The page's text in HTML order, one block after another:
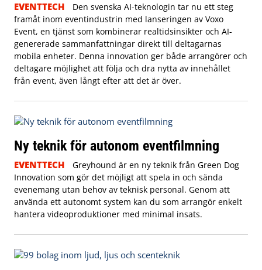
EVENTTECH
Den svenska AI-teknologin tar nu ett steg
framåt inom eventindustrin med lanseringen av Voxo
Event, en tjänst som kombinerar realtidsinsikter och AI-
genererade sammanfattningar direkt till deltagarnas
mobila enheter. Denna innovation ger både arrangörer och
deltagare möjlighet att följa och dra nytta av innehållet
från event, även långt efter att det är över.
Ny teknik för autonom eventfilmning
EVENTTECH
Greyhound är en ny teknik från Green Dog
Innovation som gör det möjligt att spela in och sända
evenemang utan behov av teknisk personal. Genom att
använda ett autonomt system kan du som arrangör enkelt
hantera videoproduktioner med minimal insats.